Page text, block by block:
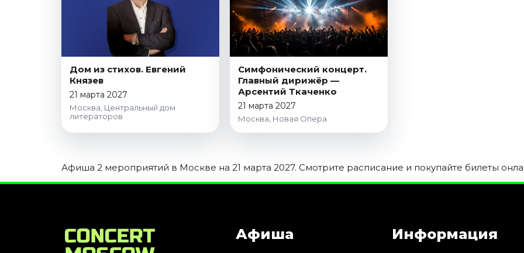
Октябрь 2026
Ноябрь 2026
Декабрь 2026
Октябрь 2026
Декабрь 2026
Сентябрь 2026
Дом из стихов. Евгений
Князев
21 марта 2027
Москва, Центральный дом
литераторов
Симфонический концерт.
Главный дирижёр —
Арсентий Ткаченко
21 марта 2027
Москва, Новая Опера
Афиша 2 мероприятий в Москве на 21 марта 2027. Смотрите расписание и покупайте билеты
Афиша Информация